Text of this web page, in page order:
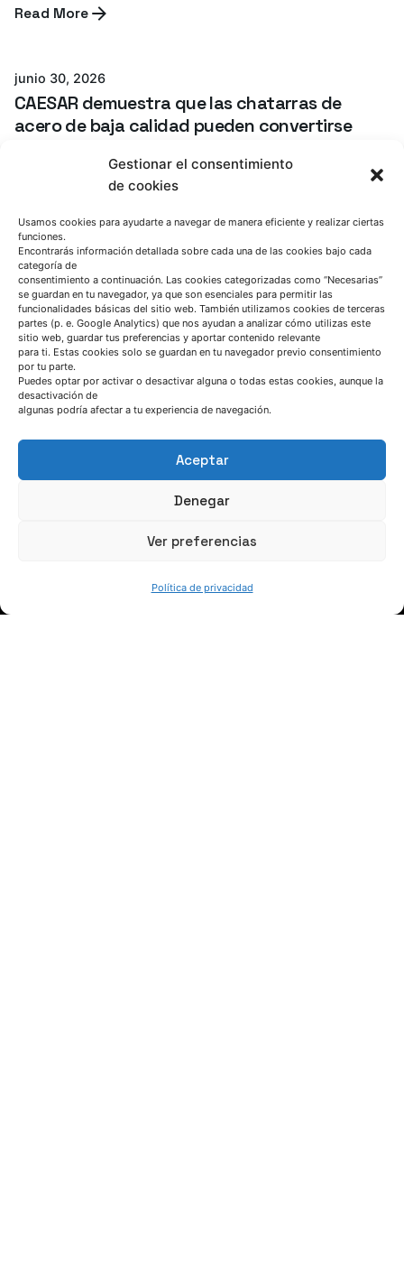
Gestionar el consentimiento
de cookies
Usamos cookies para ayudarte a navegar de manera eficiente y realizar ciertas
funciones.
Encontrarás información detallada sobre cada una de las cookies bajo cada
categoría de
consentimiento a continuación. Las cookies categorizadas como “Necesarias”
se guardan en tu navegador, ya que son esenciales para permitir las
funcionalidades básicas del sitio web. También utilizamos cookies de terceras
partes (p. e. Google Analytics) que nos ayudan a analizar cómo utilizas este
sitio web, guardar tus preferencias y aportar contenido relevante
para ti. Estas cookies solo se guardan en tu navegador previo consentimiento
por tu parte.
Puedes optar por activar o desactivar alguna o todas estas cookies, aunque la
desactivación de
algunas podría afectar a tu experiencia de navegación.
Aceptar
Denegar
Ver preferencias
Política de privacidad
Read MoreAzterlan Team
junio 30, 2026
CAESAR demuestra que las chatarras de
acero de baja calidad pueden convertirse
siderurgia europea
Read More